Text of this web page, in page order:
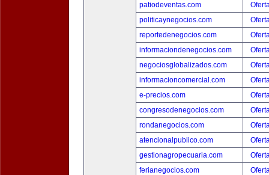
patiodeventas.com
politicaynegocios.com
reportedenegocios.com
informaciondenegocios.com
negociosglobalizados.com
informacioncomercial.com
e-precios.com
congresodenegocios.com
rondanegocios.com
atencionalpublico.com
gestionagropecuaria.com
ferianegocios.com